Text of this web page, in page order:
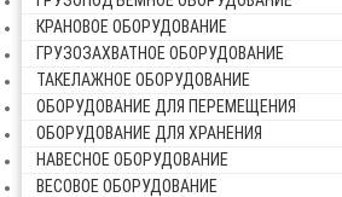
КРАНОВОЕ ОБОРУДОВАНИЕ
ГРУЗОЗАХВАТНОЕ ОБОРУДОВАНИЕ
ТАКЕЛАЖНОЕ ОБОРУДОВАНИЕ
ОБОРУДОВАНИЕ ДЛЯ ПЕРЕМЕЩЕНИЯ
ОБОРУДОВАНИЕ ДЛЯ ХРАНЕНИЯ
НАВЕСНОЕ ОБОРУДОВАНИЕ
ВЕСОВОЕ ОБОРУДОВАНИЕ